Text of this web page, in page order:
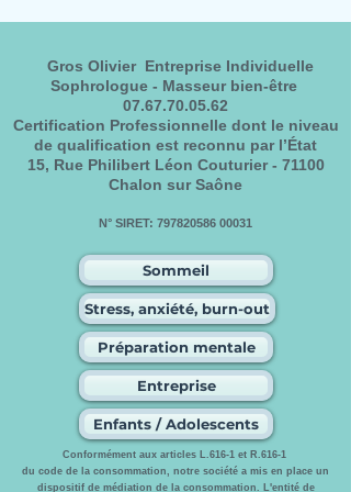
souvent.
Gros Olivier Entreprise Individuelle
Sophrologue - Masseur bien-être
07.67.70.05.62
Certification Professionnelle dont le niveau
de qualification est reconnu par l’État
15, Rue Philibert Léon Couturier - 71100
Chalon sur Saône
N° SIRET: 797820586 00031
Sommeil
Stress, anxiété, burn-out
Préparation mentale
Entreprise
Enfants / Adolescents
Conformément aux articles L.616-1 et R.616-1
du code de la consommation, notre société a mis en place un
dispositif de médiation de la consommation. L'entité de